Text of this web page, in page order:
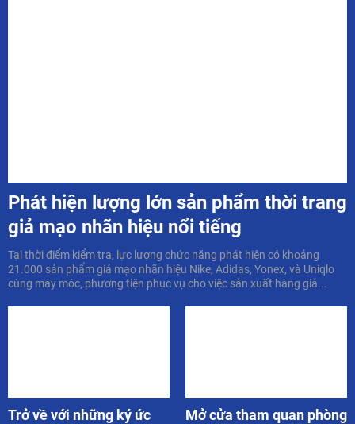
Phát hiện lượng lớn sản phẩm thời trang
giả mạo nhãn hiệu nổi tiếng
Tại thời điểm kiểm tra, lực lượng chức năng phát hiện có khoảng
21.000 sản phẩm giả mạo nhãn hiệu Nike, Adidas, Yonex, và Uniqlo
cùng máy móc, phương tiện phục vụ cho việc sản xuất hàng giả...
Trở về với những ký ức Mở cửa tham quan phòng